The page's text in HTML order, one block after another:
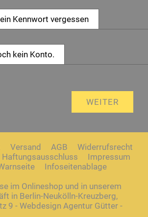
Kennwort vergessen
kein Konto.
Versand AGB
Widerrufsrecht
Haftungsausschluss
Impressum
Infoseitenablage
im Onlineshop und in unserem
in Berlin-Neukölln-Kreuzberg,
9 - Webdesign Agentur Gütter -